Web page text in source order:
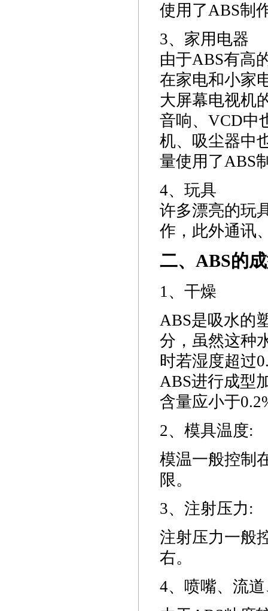
使用了ABS制
3、家用电器
由于ABS有高
在家电和小家
大屏幕电视机
音响、VCD中
机、吸尘器中
量使用了ABS
4、玩具
许多漂亮的玩
作，此外通讯
二、ABS的
1、干燥
ABS是吸水的
分，虽然这种
时若湿度超过
ABS进行成型
含量应小于
2、模具温度:
模温一般控制
限。
3、注射压力:
注射压力一般
右。
4、喷嘴、流